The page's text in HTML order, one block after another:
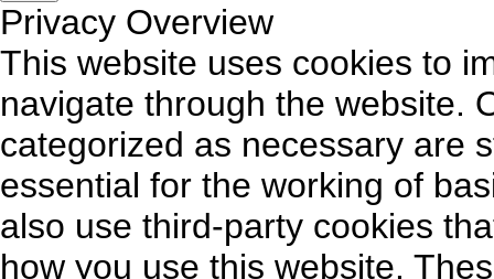
Privacy Overview
This website uses cookies to
navigate through the website.
categorized as necessary are
essential for the working of
also use third-party cookies
how you use this website.